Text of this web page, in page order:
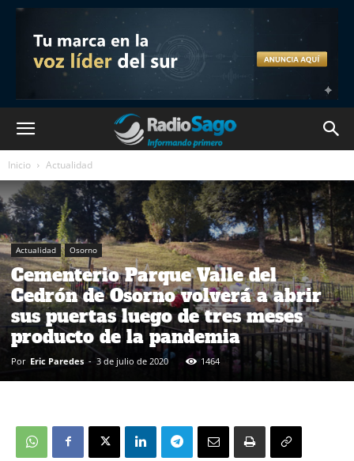
Inicio Actualidad
Actualidad Osorno
Cementerio Parque Valle del
Cedrón de Osorno volverá a abrir
sus puertas luego de tres meses
producto de la pandemia
Por Eric Paredes - 3 de julio de 2020 1464